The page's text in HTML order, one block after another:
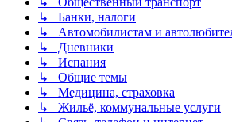
↳ Банки, налоги
↳ Автомобилистам и
↳ Дневники
↳ Испания
↳ Общие темы
↳ Медицина, страховка
↳ Жильё, коммунальные услуги